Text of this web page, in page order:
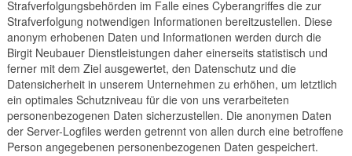
Strafverfolgungsbehörden im Falle eines Cyberangriffes die zur
Strafverfolgung notwendigen Informationen bereitzustellen. Diese
anonym erhobenen Daten und Informationen werden durch die
Birgit Neubauer Dienstleistungen daher einerseits statistisch und
ferner mit dem Ziel ausgewertet, den Datenschutz und die
Datensicherheit in unserem Unternehmen zu erhöhen, um letztlich
ein optimales Schutzniveau für die von uns verarbeiteten
personenbezogenen Daten sicherzustellen. Die anonymen Daten
der Server-Logfiles werden getrennt von allen durch eine betroffene
Person angegebenen personenbezogenen Daten gespeichert.